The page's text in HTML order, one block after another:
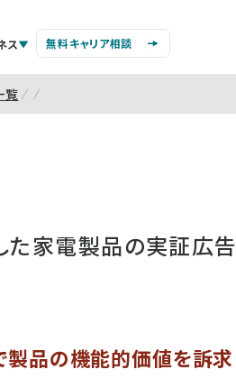
ス 無料キャリア相談
覧
た家電製品の実証広告
製品の機能的価値を訴求